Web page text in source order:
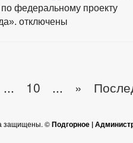
федеральному проекту
отключены
... 10 ... »
защищены. ©Подгорное |